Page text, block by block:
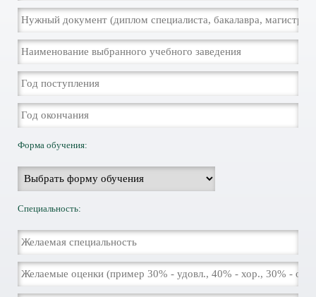
Форма обучения:
Специальность: